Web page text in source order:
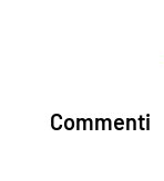
Commenti